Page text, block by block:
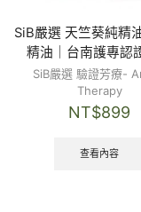
SiB嚴選 天竺葵純精
精油｜台南護專認
SiB嚴選 驗證芳療-
Therapy
NT$899
查看內容